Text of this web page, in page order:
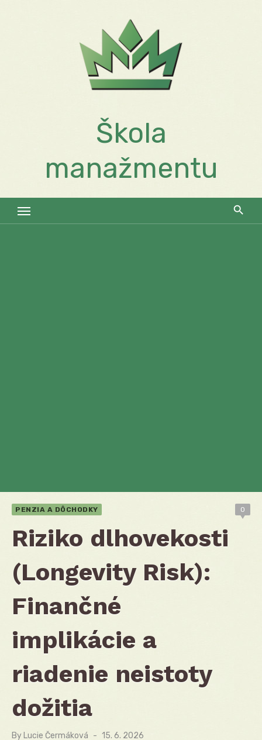
Škola
manažmentu
PENZIA A DÔCHODKY 0
Riziko dlhovekosti
(Longevity Risk):
Finančné
implikácie a
riadenie neistoty
dožitia
By Lucie Čermáková
Posted
15. 6. 2026